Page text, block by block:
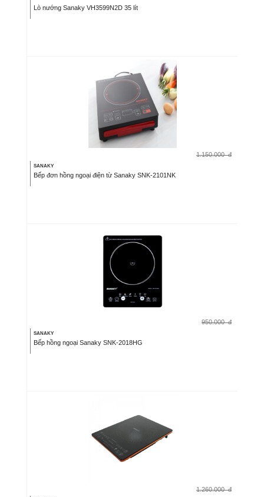
Lò nướng Sanaky VH3599N2D 35 lít
1.150.000 đ
SANAKY
Bếp đơn hồng ngoại điện từ Sanaky SNK-2101NK
950.000 đ
SANAKY
Bếp hồng ngoại Sanaky SNK-2018HG
1.260.000 đ